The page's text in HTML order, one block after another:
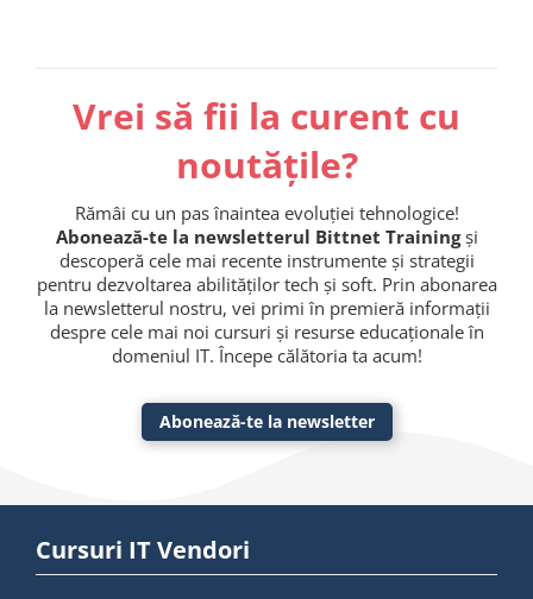
Vrei să fii la curent cu
noutățile?
Rămâi cu un pas înaintea evoluției tehnologice!
Abonează-te la newsletterul Bittnet Trainingși
descoperă cele mai recente instrumente și strategii
pentru dezvoltarea abilităților tech și soft. Prin abonarea
la newsletterul nostru, vei primi în premieră informații
despre cele mai noi cursuri și resurse educaționale în
domeniul IT. Începe călătoria ta acum!
Abonează-te la newsletter
Cursuri IT Vendori